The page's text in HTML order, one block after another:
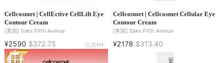
Cellcosmet | CellEctive CellLift Eye
Contour Cream
[美国] Saks Fifth Avenue
¥2590 $372.75 已卖1件
Cellcosmet | Cellcosmet Cellular Eye
Contour Cream
[美国] Saks Fifth Avenue
¥2178 $313.40